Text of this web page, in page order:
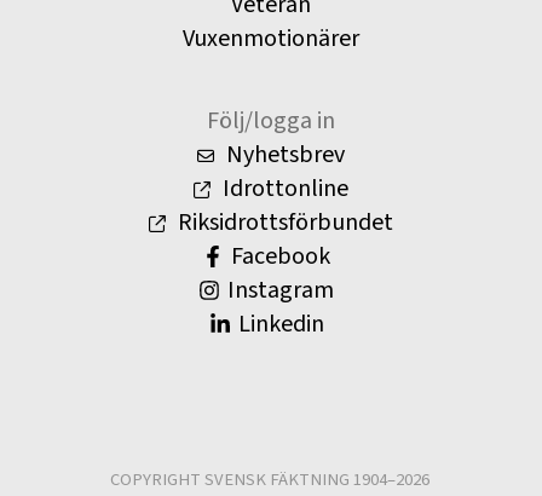
Vuxenmotionärer
Följ/logga in
Nyhetsbrev
Idrottonline
Riksidrottsförbundet
Facebook
Instagram
Linkedin
COPYRIGHT SVENSK FÄKTNING 1904–2026